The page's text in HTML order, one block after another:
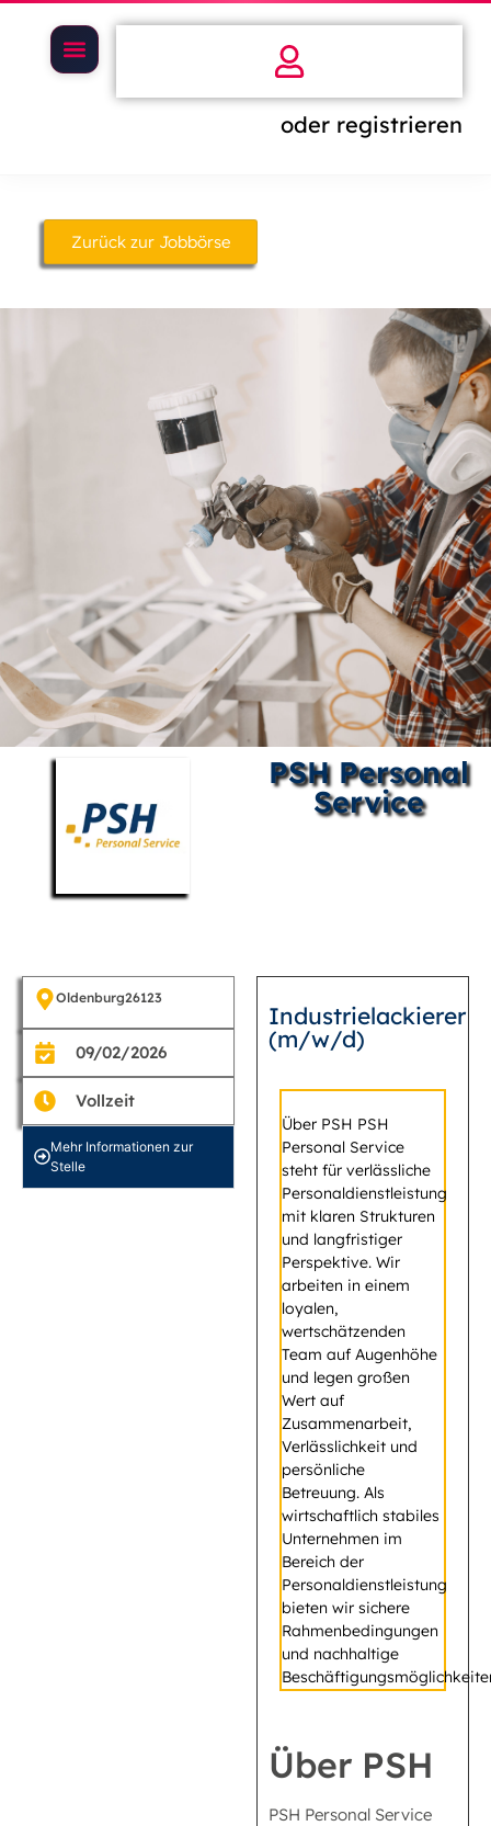
oder registrieren
Zurück zur Jobbörse
PSH Personal
Service
Oldenburg26123
09/02/2026
Vollzeit
Mehr Informationen zur
Stelle
Industrielackierer
(m/w/d)
Über PSH PSH
Personal Service
steht für verlässliche
Personaldienstleistung
mit klaren Strukturen
und langfristiger
Perspektive. Wir
arbeiten in einem
loyalen,
wertschätzenden
Team auf Augenhöhe
und legen großen
Wert auf
Zusammenarbeit,
Verlässlichkeit und
persönliche
Betreuung. Als
wirtschaftlich stabiles
Unternehmen im
Bereich der
Personaldienstleistung
bieten wir sichere
Rahmenbedingungen
und nachhaltige
Über PSH
PSH Personal Service